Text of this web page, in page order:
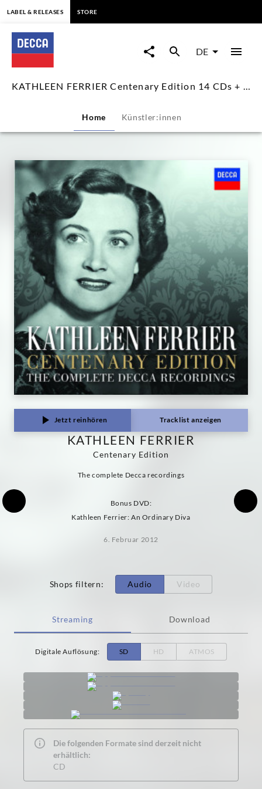
KATHLEEN
FERRIER
Centenary
14
CDs
DVD
Decca
Classics
LABEL & RELEASES STORE
DE
KATHLEEN FERRIER Centenary Edition 14 CDs + 1 DVD
Home Künstler:innen
Jetzt reinhören Tracklist anzeigen
KATHLEEN FERRIER
Centenary Edition
The complete Decca recordings
Bonus DVD:
Kathleen Ferrier: An Ordinary Diva
6. Februar 2012
Shops filtern: Audio Video
Streaming Download
Digitale Auflösung: SD HD ATMOS
Die folgenden Formate sind derzeit nicht
erhältlich:
CD